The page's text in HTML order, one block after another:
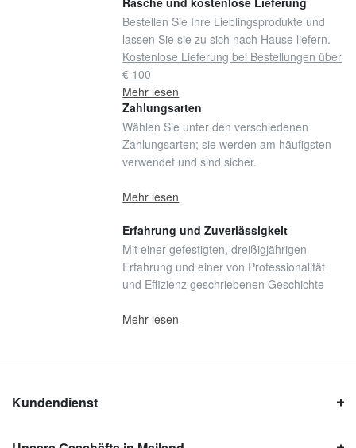
Bestellen Sie Ihre Lieblingsprodukte und
lassen Sie sie zu sich nach Hause liefern.
Kostenlose Lieferung bei Bestellungen über
€ 100
Mehr lesen
Zahlungsarten
Wählen Sie unter den verschiedenen
Zahlungsarten; sie werden am häufigsten
verwendet und sind sicher.
Mehr lesen
Erfahrung und Zuverlässigkeit
Mit einer gefestigten, dreißigjährigen
Erfahrung und einer von Professionalität
und Effizienz geschriebenen Geschichte
Mehr lesen
Kundendienst